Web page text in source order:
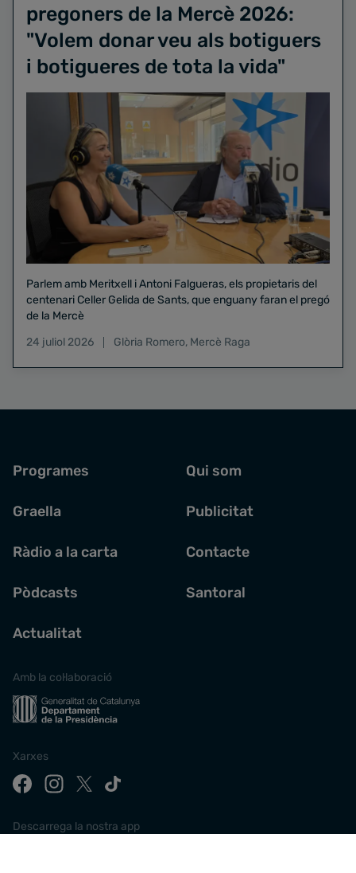
pregoners de la Mercè 2026:
"Volem donar veu als botiguers
i botigueres de tota la vida"
Parlem amb Meritxell i Antoni Falgueras, els propietaris del
centenari Celler Gelida de Sants, que enguany faran el pregó
de la Mercè
24 juliol 2026
Glòria Romero, Mercè Raga
Programes
Graella
Ràdio a la carta
Pòdcasts
Actualitat
Qui som
Publicitat
Contacte
Santoral
Amb la col·laboració
Xarxes
Descarrega la nostra app